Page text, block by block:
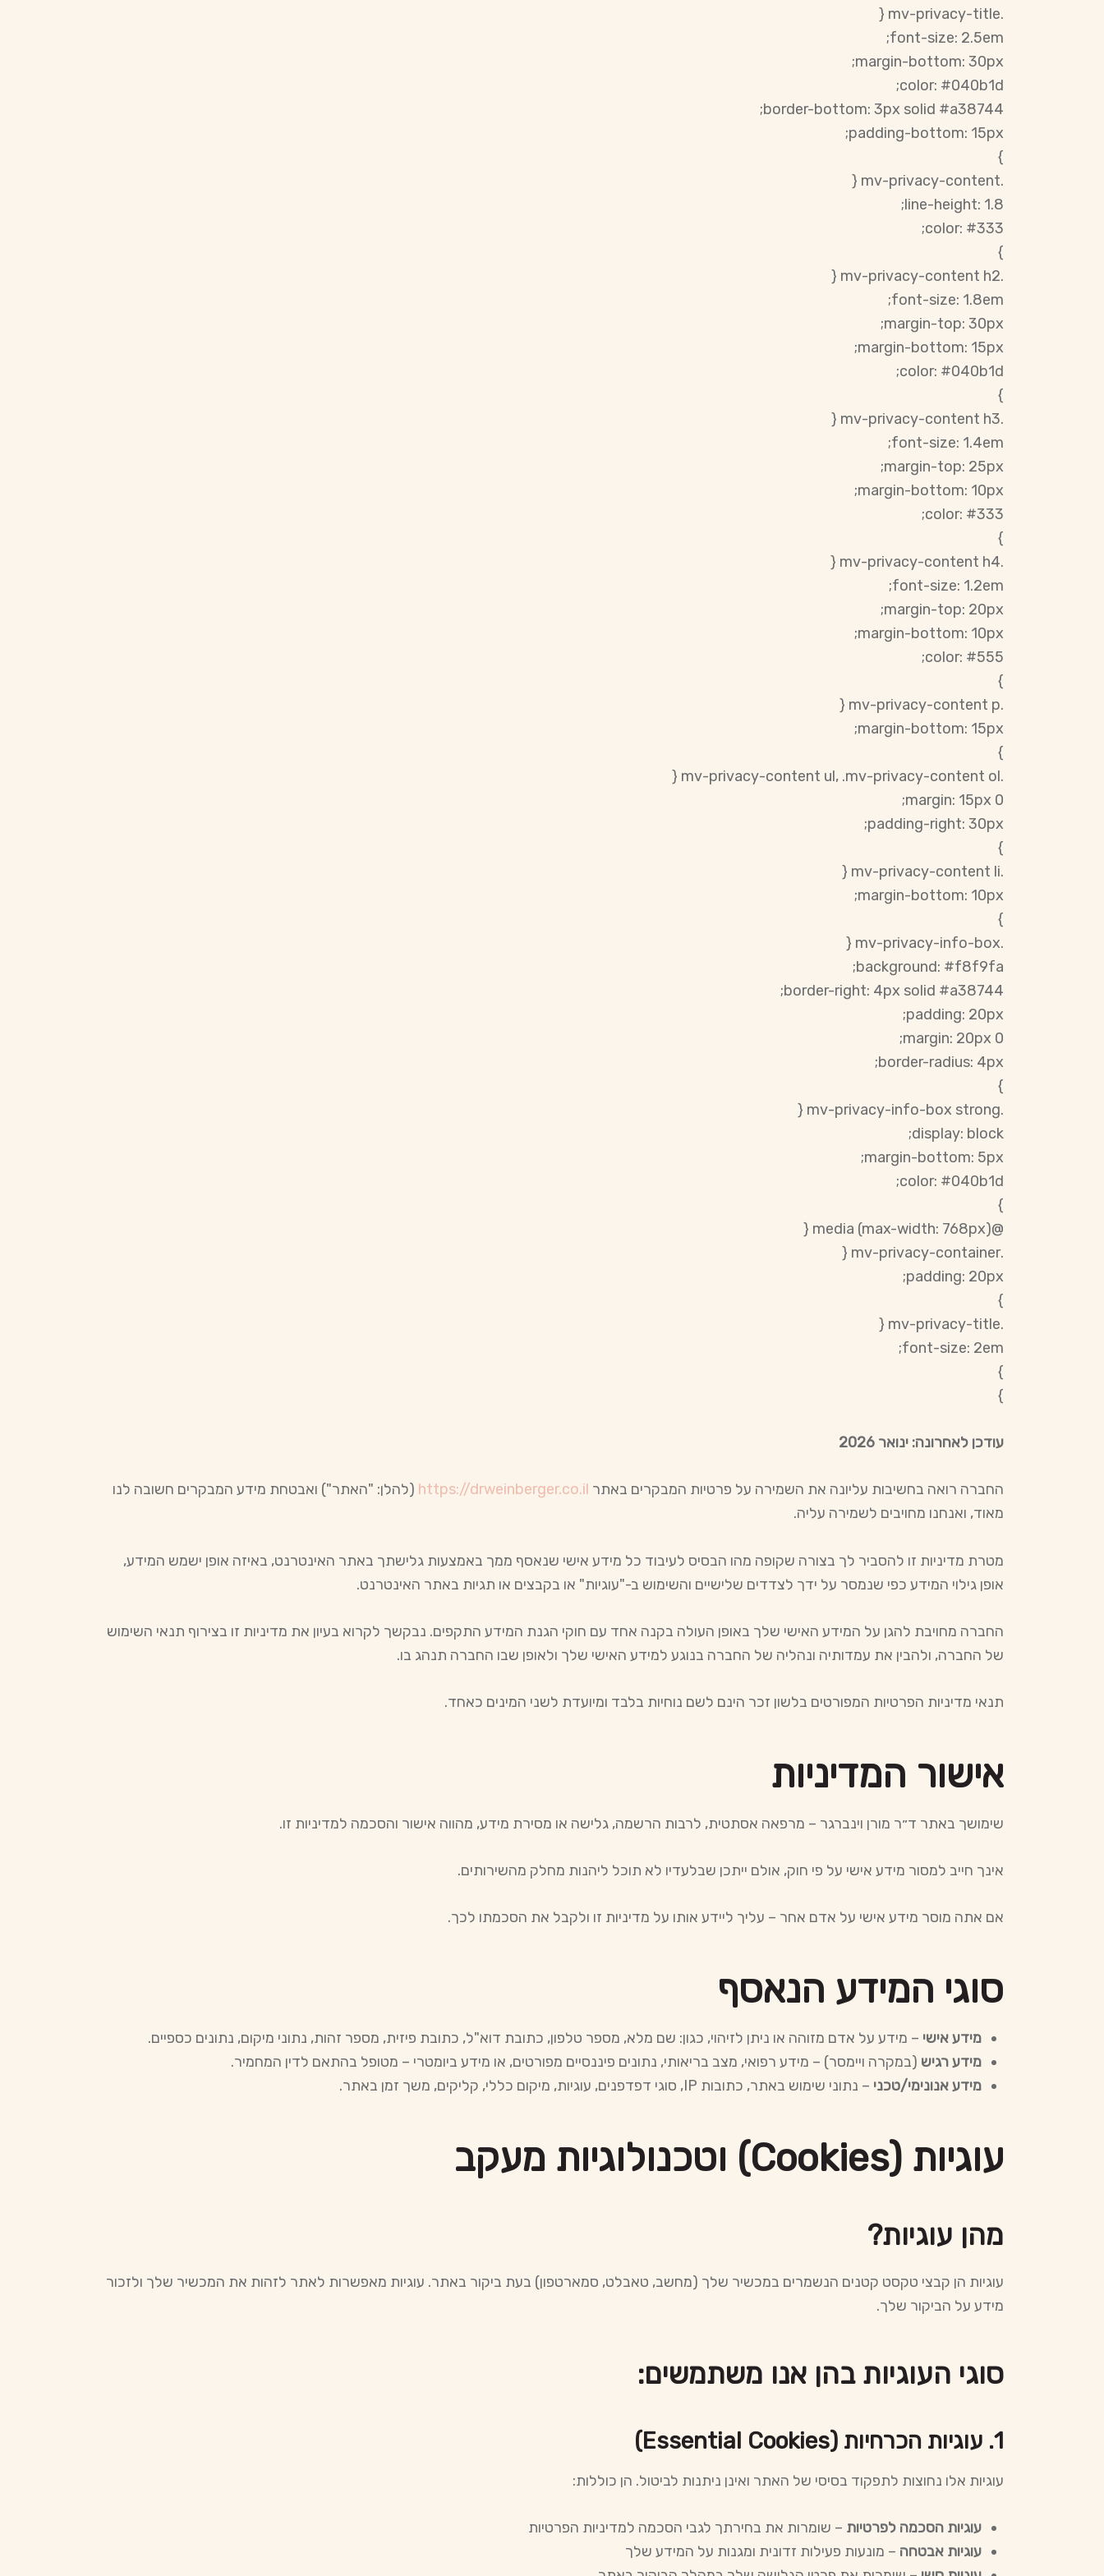
.mv-privacy-title {
font-size: 2.5em;
margin-bottom: 30px;
color: #040b1d;
border-bottom: 3px solid #a38744;
padding-bottom: 15px;
}
.mv-privacy-content {
line-height: 1.8;
color: #333;
}
.mv-privacy-content h2 {
font-size: 1.8em;
margin-top: 30px;
margin-bottom: 15px;
color: #040b1d;
}
.mv-privacy-content h3 {
font-size: 1.4em;
margin-top: 25px;
margin-bottom: 10px;
color: #333;
}
.mv-privacy-content h4 {
font-size: 1.2em;
margin-top: 20px;
margin-bottom: 10px;
color: #555;
}
.mv-privacy-content p {
margin-bottom: 15px;
}
.mv-privacy-content ul, .mv-privacy-content ol {
margin: 15px 0;
padding-right: 30px;
}
.mv-privacy-content li {
margin-bottom: 10px;
}
.mv-privacy-info-box {
background: #f8f9fa;
border-right: 4px solid #a38744;
padding: 20px;
margin: 20px 0;
border-radius: 4px;
}
.mv-privacy-info-box strong {
display: block;
margin-bottom: 5px;
color: #040b1d;
}
@media (max-width: 768px) {
.mv-privacy-container {
padding: 20px;
}
.mv-privacy-title {
font-size: 2em;
}
}
עודכן לאחרונה: ינואר 2026
החברה רואה בחשיבות עליונה את השמירה על פרטיות המבקרים באתר https://drweinberger.co.il (להלן: "האתר") ואבטחת מידע המבקרים חשובה לנו
מאוד, ואנחנו מחויבים לשמירה עליה.
מטרת מדיניות זו להסביר לך בצורה שקופה מהו הבסיס לעיבוד כל מידע אישי שנאסף ממך באמצעות גלישתך באתר האינטרנט, באיזה אופן ישמש המידע,
אופן גילוי המידע כפי שנמסר על ידך לצדדים שלישיים והשימוש ב-"עוגיות" או בקבצים או תגיות באתר האינטרנט.
החברה מחויבת להגן על המידע האישי שלך באופן העולה בקנה אחד עם חוקי הגנת המידע התקפים. נבקשך לקרוא בעיון את מדיניות זו בצירוף תנאי השימוש
של החברה, ולהבין את עמדותיה ונהליה של החברה בנוגע למידע האישי שלך ולאופן שבו החברה תנהג בו.
תנאי מדיניות הפרטיות המפורטים בלשון זכר הינם לשם נוחיות בלבד ומיועדת לשני המינים כאחד.
אישור המדיניות
שימושך באתר ד״ר מורן וינברגר – מרפאה אסתטית, לרבות הרשמה, גלישה או מסירת מידע, מהווה אישור והסכמה למדיניות זו.
אינך חייב למסור מידע אישי על פי חוק, אולם ייתכן שבלעדיו לא תוכל ליהנות מחלק מהשירותים.
אם אתה מוסר מידע אישי על אדם אחר – עליך ליידע אותו על מדיניות זו ולקבל את הסכמתו לכך.
סוגי המידע הנאסף
מידע אישי – מידע על אדם מזוהה או ניתן לזיהוי, כגון: שם מלא, מספר טלפון, כתובת דוא"ל, כתובת פיזית, מספר זהות, נתוני מיקום, נתונים כספיים.
מידע רגיש (במקרה ויימסר) – מידע רפואי, מצב בריאותי, נתונים פיננסיים מפורטים, או מידע ביומטרי – מטופל בהתאם לדין המחמיר.
מידע אנונימי/טכני – נתוני שימוש באתר, כתובות IP, סוגי דפדפנים, עוגיות, מיקום כללי, קליקים, משך זמן באתר.
עוגיות (Cookies) וטכנולוגיות מעקב
מהן עוגיות?
עוגיות הן קבצי טקסט קטנים הנשמרים במכשיר שלך (מחשב, טאבלט, סמארטפון) בעת ביקור באתר. עוגיות מאפשרות לאתר לזהות את המכשיר שלך ולזכור
מידע על הביקור שלך.
סוגי העוגיות בהן אנו משתמשים:
1. עוגיות הכרחיות (Essential Cookies)
עוגיות אלו נחוצות לתפקוד בסיסי של האתר ואינן ניתנות לביטול. הן כוללות:
עוגיות הסכמה לפרטיות – שומרות את בחירתך לגבי הסכמה למדיניות הפרטיות
עוגיות אבטחה – מונעות פעילות זדונית ומגנות על המידע שלך